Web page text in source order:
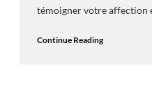
témoigner votre affection
Continue Reading